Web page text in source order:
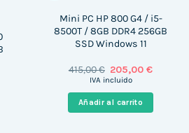
€.
Mini PC HP 800 G4 / i5-
8500T / 8GB DDR4 256GB
SSD Windows 11
415,00€ El
precio
era:
415,00 €.
205,00€El
es:
205,00
IVA incluido
Añadir al carrito